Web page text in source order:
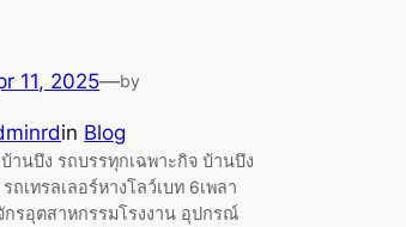
11, 2025—by
in Blog
านบึง รถบรรทุกเฉพาะกิจ บ้านบึง
เทรลเลอร์หางโลว์เบท 6เพลา
รอุตสาหกรรมโรงงาน อุปกรณ์